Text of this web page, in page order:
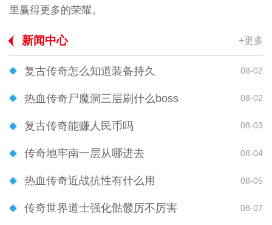
里赢得更多的荣耀。
新闻中心 +更多
复古传奇怎么知道装备持久 08-02
热血传奇尸魔洞三层刷什么boss 08-02
复古传奇能赚人民币吗 08-03
传奇地牢南一层从哪进去 08-04
热血传奇近战抗性有什么用 08-05
传奇世界道士强化骷髅厉不厉害 08-07